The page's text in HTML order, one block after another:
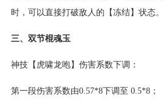
时，可以直接打破敌人的【冻结】状态。
三、双节棍魂玉
神技【虎啸龙咆】伤害系数下调：
第一段伤害系数由0.57*8下调至 0.5*8；